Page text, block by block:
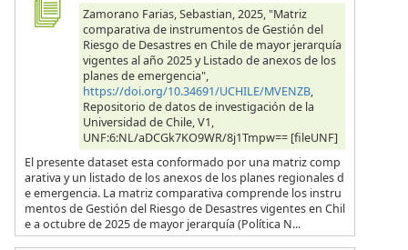
Zamorano Farias, Sebastian, 2025, "Matriz
comparativa de instrumentos de Gestión del
Riesgo de Desastres en Chile de mayor jerarquía
vigentes al año 2025 y Listado de anexos de los
planes de emergencia",
https://doi.org/10.34691/UCHILE/MVENZB,
Repositorio de datos de investigación de la
Universidad de Chile, V1,
UNF:6:NL/aDCGk7KO9WR/8j1Tmpw== [fileUNF]
El presente dataset esta conformado por una matriz comp
arativa y un listado de los anexos de los planes regionales d
e emergencia. La matriz comparativa comprende los instru
mentos de Gestión del Riesgo de Desastres vigentes en Chil
e a octubre de 2025 de mayor jerarquía (Política N...